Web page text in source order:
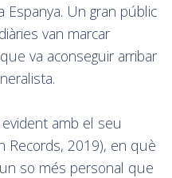
Espanya. Un gran públic
van marcar
va aconseguir arribar
amb el seu
Records, 2019), en què
so més personal que